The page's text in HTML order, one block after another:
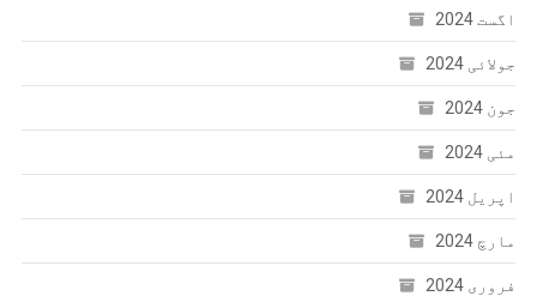
اگست 2024
جولائی 2024
جون 2024
مئی 2024
اپریل 2024
مارچ 2024
فروری 2024